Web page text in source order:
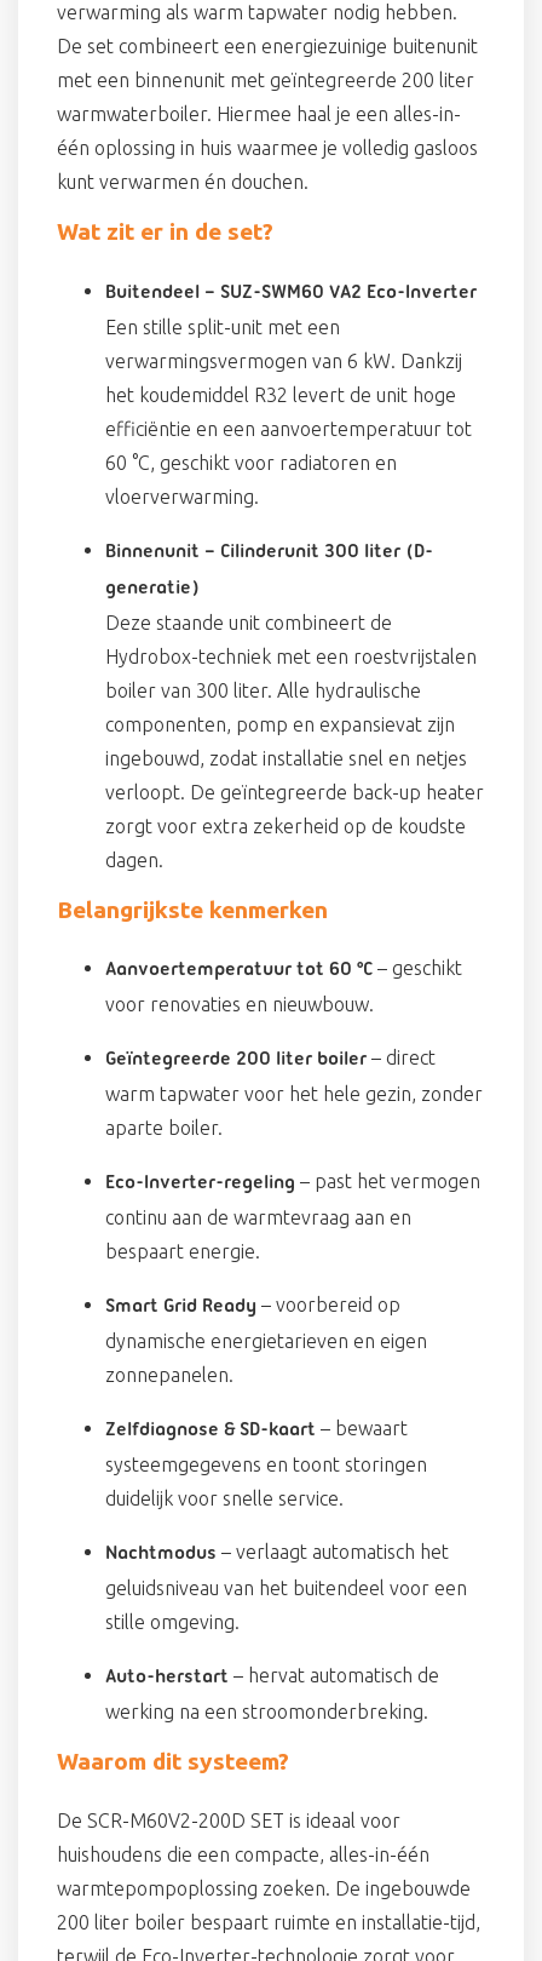
verwarming als warm tapwater nodig hebben.
De set combineert een energiezuinige buitenunit
met een binnenunit met geïntegreerde 200 liter
warmwaterboiler. Hiermee haal je een alles-in-
één oplossing in huis waarmee je volledig gasloos
kunt verwarmen én douchen.
Wat zit er in de set?
Buitendeel – SUZ-SWM60 VA2 Eco-Inverter
Een stille split-unit met een
verwarmingsvermogen van 6 kW. Dankzij
het koudemiddel R32 levert de unit hoge
efficiëntie en een aanvoertemperatuur tot
60 °C, geschikt voor radiatoren en
vloerverwarming.
Binnenunit – Cilinderunit 300 liter (D-
generatie)
Deze staande unit combineert de
Hydrobox-techniek met een roestvrijstalen
boiler van 300 liter. Alle hydraulische
componenten, pomp en expansievat zijn
ingebouwd, zodat installatie snel en netjes
verloopt. De geïntegreerde back-up heater
zorgt voor extra zekerheid op de koudste
dagen.
Belangrijkste kenmerken
Aanvoertemperatuur tot 60 °C – geschikt
voor renovaties en nieuwbouw.
Geïntegreerde 200 liter boiler – direct
warm tapwater voor het hele gezin, zonder
aparte boiler.
Eco-Inverter-regeling – past het vermogen
continu aan de warmtevraag aan en
bespaart energie.
Smart Grid Ready – voorbereid op
dynamische energietarieven en eigen
zonnepanelen.
Zelfdiagnose & SD-kaart – bewaart
systeemgegevens en toont storingen
duidelijk voor snelle service.
Nachtmodus – verlaagt automatisch het
geluidsniveau van het buitendeel voor een
stille omgeving.
Auto-herstart – hervat automatisch de
werking na een stroomonderbreking.
Waarom dit systeem?
De SCR-M60V2-200D SET is ideaal voor
huishoudens die een compacte, alles-in-één
warmtepompoplossing zoeken. De ingebouwde
200 liter boiler bespaart ruimte en installatie-tijd,
terwijl de Eco-Inverter-technologie zorgt voor